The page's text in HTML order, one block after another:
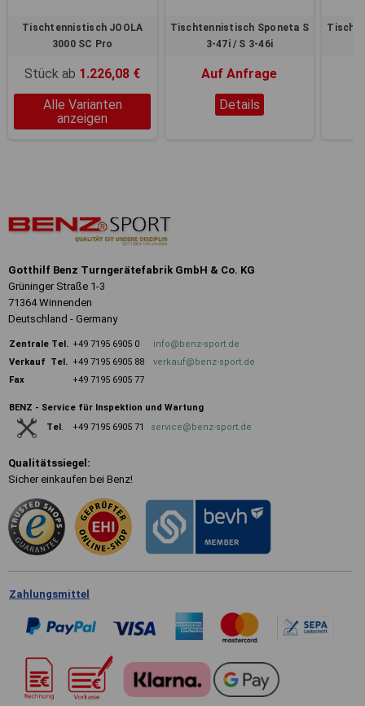
Tischtennistisch JOOLA
3000 SC Pro
Stück ab 1.226,08 €
Alle Varianten
anzeigen
Tischtennistisch Sponeta S
3-47i / S 3-46i
Auf Anfrage
Details
Gotthilf Benz Turngerätefabrik GmbH & Co. KG
Grüninger Straße 1-3
71364 Winnenden
Deutschland - Germany
Zentrale Tel. +49 7195 6905 0
info@benz-sport.de
Verkauf Tel. +49 7195 6905 88
verkauf@benz-sport.de
Fax
+49 7195 6905 77
BENZ - Service für Inspektion und Wartung
Tel . +49 7195 6905 71 service@benz-sport.de
Qualitätssiegel:
Sicher einkaufen bei Benz!
Zahlungsmittel